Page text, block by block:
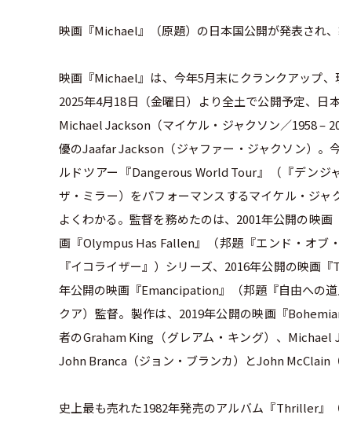
映画『Michael』（原題）の日本国公開が発表され
映画『Michael』は、今年5月末にクランクアップ
2025年4月18日（金曜日）より全土で公開予定、日
Michael Jackson（マイケル・ジャクソン／1958 –
優のJaafar Jackson（ジャファー・ジャクソン）。
ルドツアー『Dangerous World Tour』（『デン
ザ・ミラー）をパフォーマンスするマイケル・ジ
よくわかる。監督を務めたのは、2001年公開の映
画『Olympus Has Fallen』（邦題『エンド・オブ
『イコライザー』）シリーズ、2016年公開の映画
年公開の映画『Emancipation』（邦題『自由への
クア）監督。製作は、2019年公開の映画『
者のGraham King（グレアム・キング）、
John Branca（ジョン・ブランカ）とJohn McClain
史上最も売れた1982年発売のアルバム『Thriller』